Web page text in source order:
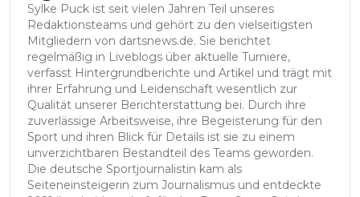
Sylke Puck ist seit vielen Jahren Teil unseres
Redaktionsteams und gehört zu den vielseitigsten
Mitgliedern von dartsnews.de. Sie berichtet
regelmäßig in Liveblogs über aktuelle Turniere,
verfasst Hintergrundberichte und Artikel und trägt mit
ihrer Erfahrung und Leidenschaft wesentlich zur
Qualität unserer Berichterstattung bei. Durch ihre
zuverlässige Arbeitsweise, ihre Begeisterung für den
Sport und ihren Blick für Details ist sie zu einem
unverzichtbaren Bestandteil des Teams geworden.
Die deutsche Sportjournalistin kam als
Seiteneinsteigerin zum Journalismus und entdeckte